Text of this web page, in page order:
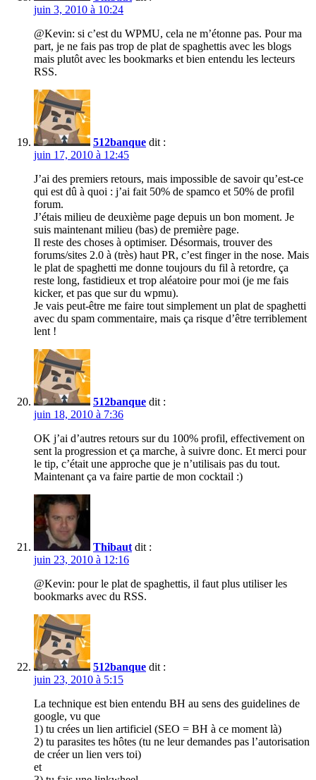
juin 3, 2010 à 10:24
@Kevin: si c’est du WPMU, cela ne m’étonne pas. Pour ma
part, je ne fais pas trop de plat de spaghettis avec les blogs
mais plutôt avec les bookmarks et bien entendu les lecteurs
RSS.
512banque dit :
juin 17, 2010 à 12:45
J’ai des premiers retours, mais impossible de savoir qu’est-ce
qui est dû à quoi : j’ai fait 50% de spamco et 50% de profil
forum.
J’étais milieu de deuxième page depuis un bon moment. Je
suis maintenant milieu (bas) de première page.
Il reste des choses à optimiser. Désormais, trouver des
forums/sites 2.0 à (très) haut PR, c’est finger in the nose. Mais
le plat de spaghetti me donne toujours du fil à retordre, ça
reste long, fastidieux et trop aléatoire pour moi (je me fais
kicker, et pas que sur du wpmu).
Je vais peut-être me faire tout simplement un plat de spaghetti
avec du spam commentaire, mais ça risque d’être terriblement
lent !
512banque dit :
juin 18, 2010 à 7:36
OK j’ai d’autres retours sur du 100% profil, effectivement on
sent la progression et ça marche, à suivre donc. Et merci pour
le tip, c’était une approche que je n’utilisais pas du tout.
Maintenant ça va faire partie de mon cocktail :)
Thibaut dit :
juin 23, 2010 à 12:16
@Kevin: pour le plat de spaghettis, il faut plus utiliser les
bookmarks avec du RSS.
512banque dit :
juin 23, 2010 à 5:15
La technique est bien entendu BH au sens des guidelines de
google, vu que
1) tu crées un lien artificiel (SEO = BH à ce moment là)
2) tu parasites tes hôtes (tu ne leur demandes pas l’autorisation
de créer un lien vers toi)
et